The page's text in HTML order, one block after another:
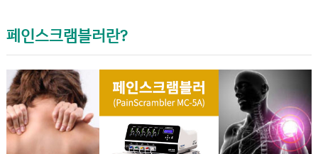
페인스크램블러란?